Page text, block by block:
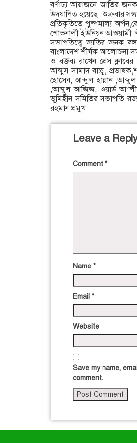
বর্ণাঢ্য আয়াজনে জাতির
উদযাপিত হয়েছে। শুক্রবার
প্রতিকৃতিতে পুষ্পমাল্য
শোভনালী ইউনিয়ন আওয়ামী
সভাপতিত্বে জাতির জনক
বাংলাদেশ শীর্ষক আলোচনা
ও বক্তব্য রাখেন প্রেস
আব্দুস সামাদ বাচ্চু,
হােসেন, আব্দুল হান্নান
,আব্দুল আজিজ, ওয়ার্ড
ভূমিহীন সমিতির সভাপতি
রহমান প্রমুখ।
Leave a Reply
Comment *
Name *
Email *
Website
Save my name,
comment.